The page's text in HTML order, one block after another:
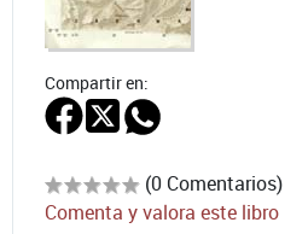
Compartir en:
(0 Comentarios)
Comenta y valora este libro